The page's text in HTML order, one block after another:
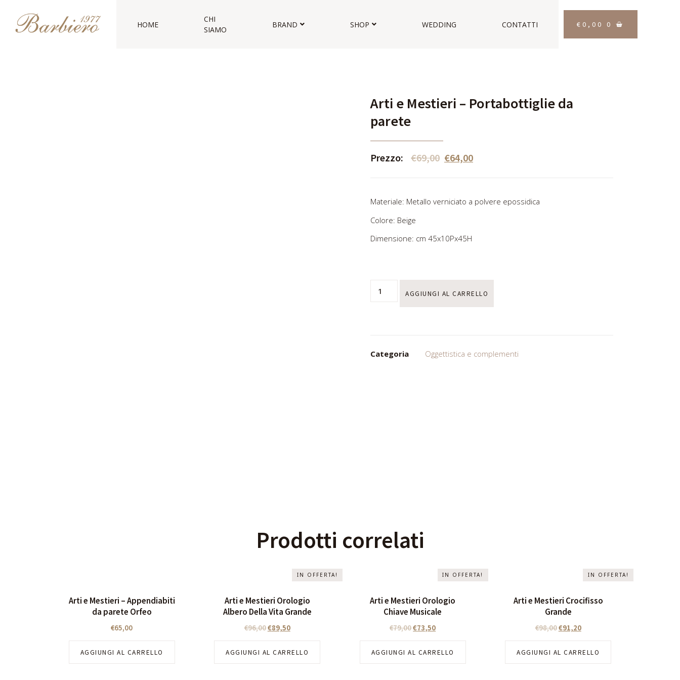
HOME
CHI
SIAMO
BRAND SHOP WEDDING CONTATTI € 0,00 0
Arti e Mestieri – Portabottiglie da
parete
Prezzo: €69,00 €64,00
Materiale: Metallo verniciato a polvere epossidica
Colore: Beige
Dimensione: cm 45x10Px45H
AGGIUNGI AL CARRELLO
Categoria Oggettistica e complementi
Prodotti correlati
Arti e Mestieri – Appendiabiti
da parete Orfeo
€65,00
AGGIUNGI AL CARRELLO
IN OFFERTA!
Arti e Mestieri Orologio
Albero Della Vita Grande
€96,00€89,50
AGGIUNGI AL CARRELLO
IN OFFERTA!
Arti e Mestieri Orologio
Chiave Musicale
€79,00€73,50
AGGIUNGI AL CARRELLO
IN OFFERTA!
Arti e Mestieri Crocifisso
Grande
€98,00€91,20
AGGIUNGI AL CARRELLO